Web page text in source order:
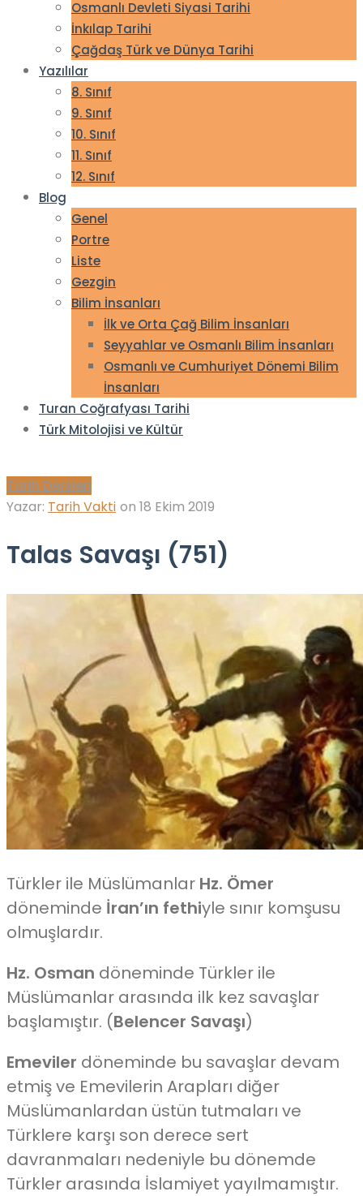
Osmanlı Devleti Siyasi Tarihi
İnkılap Tarihi
Çağdaş Türk ve Dünya Tarihi
Yazılılar
8. Sınıf
9. Sınıf
10. Sınıf
11. Sınıf
12. Sınıf
Blog
Genel
Portre
Liste
Gezgin
Bilim İnsanları
İlk ve Orta Çağ Bilim İnsanları
Seyyahlar ve Osmanlı Bilim İnsanları
Osmanlı ve Cumhuriyet Dönemi Bilim
İnsanları
Turan Coğrafyası Tarihi
Türk Mitolojisi ve Kültür
Tarih Dersleri
Yazar: Tarih Vakti on 18 Ekim 2019
Talas Savaşı (751)
Türkler ile Müslümanlar Hz. Ömer
döneminde İran’ın fethiyle sınır komşusu
olmuşlardır.
Hz. Osman döneminde Türkler ile
Müslümanlar arasında ilk kez savaşlar
başlamıştır. (Belencer Savaşı)
Emeviler döneminde bu savaşlar devam
etmiş ve Emevilerin Arapları diğer
Müslümanlardan üstün tutmaları ve
Türklere karşı son derece sert
davranmaları nedeniyle bu dönemde
Türkler arasında İslamiyet yayılmamıştır.